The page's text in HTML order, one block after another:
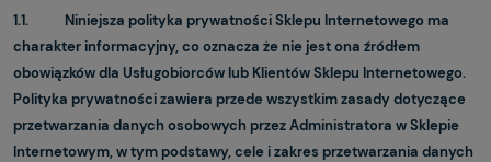
1.1. Niniejsza polityka prywatności Sklepu Internetowego ma
charakter informacyjny, co oznacza że nie jest ona źródłem
obowiązków dla Usługobiorców lub Klientów Sklepu Internetowego.
Polityka prywatności zawiera przede wszystkim zasady dotyczące
przetwarzania danych osobowych przez Administratora w Sklepie
Internetowym, w tym podstawy, cele i zakres przetwarzania danych